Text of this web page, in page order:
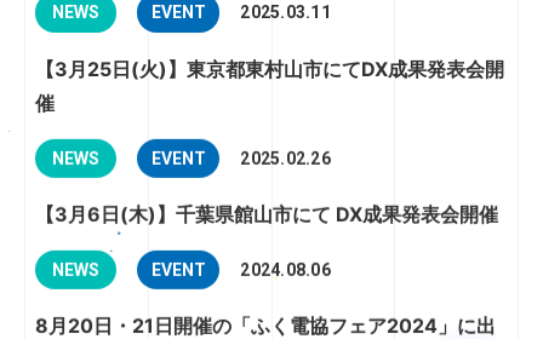
NEWS EVENT 2025.03.11
【3月25日(火)】東京都東村山市にてDX成果発表会開
催
NEWS EVENT 2025.02.26
【3月6日(木)】千葉県館山市にて DX成果発表会開催
NEWS EVENT 2024.08.06
8月20日・21日開催の「ふく電協フェア2024」に出